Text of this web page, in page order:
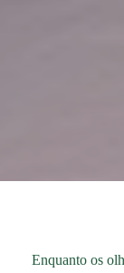
Enquanto os